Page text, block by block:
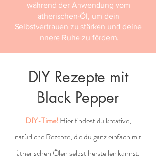
während der Anwendung vom
ätherischen-Öl, um dein
Selbstvertrauen zu stärken und deine
innere Ruhe zu fördern.
DIY Rezepte mit
Black Pepper
DIY-Time! Hier findest du kreative,
natürliche Rezepte, die du ganz einfach mit
ätherischen Ölen selbst herstellen kannst.